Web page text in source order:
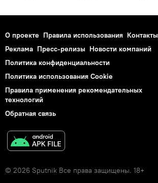
О проекте Правила использования Контакты
Реклама Пресс-релизы Новости компаний
Политика конфиденциальности
Политика использования Cookie
Правила применения рекомендательных
технологий
Обратная связь
© 2026 Sputnik Все права защищены. 18+